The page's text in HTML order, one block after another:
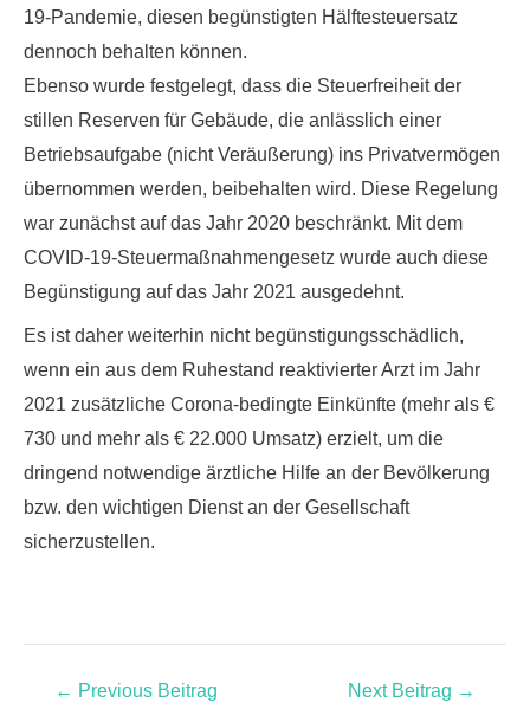
19-Pandemie, diesen begünstigten Hälftesteuersatz
dennoch behalten können.
Ebenso wurde festgelegt, dass die Steuerfreiheit der
stillen Reserven für Gebäude, die anlässlich einer
Betriebsaufgabe (nicht Veräußerung) ins Privatvermögen
übernommen werden, beibehalten wird. Diese Regelung
war zunächst auf das Jahr 2020 beschränkt. Mit dem
COVID-19-Steuermaßnahmengesetz wurde auch diese
Begünstigung auf das Jahr 2021 ausgedehnt.
Es ist daher weiterhin nicht begünstigungsschädlich,
wenn ein aus dem Ruhestand reaktivierter Arzt im Jahr
2021 zusätzliche Corona-bedingte Einkünfte (mehr als €
730 und mehr als € 22.000 Umsatz) erzielt, um die
dringend notwendige ärztliche Hilfe an der Bevölkerung
bzw. den wichtigen Dienst an der Gesellschaft
sicherzustellen.
← Previous Beitrag Next Beitrag →